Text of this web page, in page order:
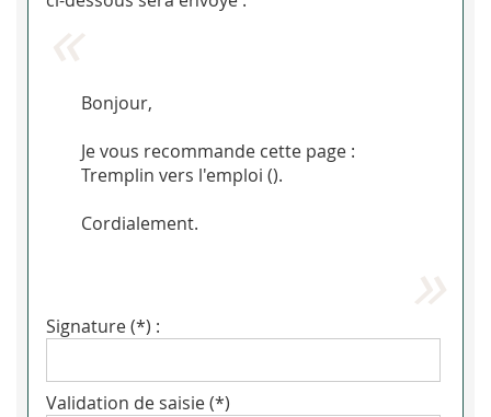
Bonjour,
Je vous recommande cette page :
Tremplin vers l'emploi ().
Cordialement.
Signature (*) :
Validation de saisie (*)